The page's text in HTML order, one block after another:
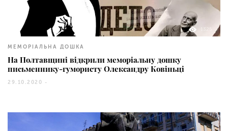
1325
МЕМОРІАЛЬНА ДОШКА
На Полтавщині відкрили меморіальну дошку
письменнику-гумористу Олександру Ковіньці
29.10.2020 -